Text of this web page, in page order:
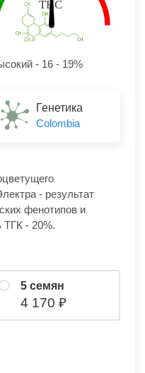
- 16 - 19%
Генетика
Colombia
- результат
фенотипов и
ТГК - 20%.
5 семян
4 170